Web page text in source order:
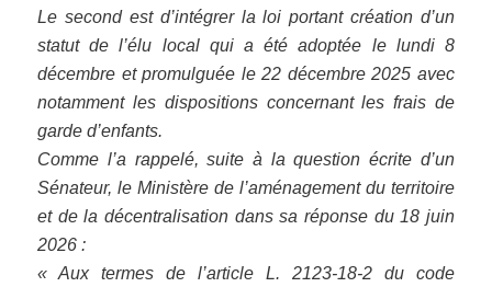
Le second est d’intégrer la loi portant création d’un
statut de l’élu local qui a été adoptée le lundi 8
décembre et promulguée le 22 décembre 2025 avec
notamment les dispositions concernant les frais de
garde d’enfants.
Comme l’a rappelé, suite à la question écrite d’un
Sénateur, le Ministère de l’aménagement du territoire
et de la décentralisation dans sa réponse du 18 juin
2026 :
« Aux termes de l’article L. 2123-18-2 du code